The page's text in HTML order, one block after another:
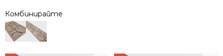
Комбинирайте